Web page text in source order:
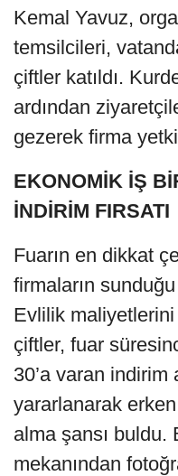
Kemal Yavuz,
temsilcileri,
çiftler katıldı.
ardından
gezerek firma
EKONOMİK İŞ
İNDİRİM FIRSATI
Fuarın en dikkat
firmaların
Evlilik
çiftler, fuar
30’a varan indirim
yararlanarak
alma şansı buldu.
mekanından